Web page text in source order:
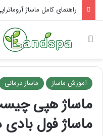
تاثیر ماساژ بر افسردگی؛ با
جستجو برای
آموزش ماساژ ماساژ درمانی
ماساژ هپی
ماساژ فول بادی